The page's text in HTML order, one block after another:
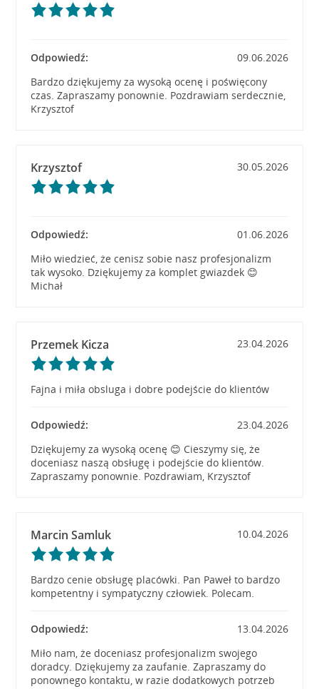
Odpowiedź:
09.06.2026
Bardzo dziękujemy za wysoką ocenę i poświęcony
czas. Zapraszamy ponownie. Pozdrawiam serdecznie,
Krzysztof
Krzysztof 30.05.2026
Odpowiedź:
01.06.2026
Miło wiedzieć, że cenisz sobie nasz profesjonalizm
tak wysoko. Dziękujemy za komplet gwiazdek 😊
Michał
Przemek Kicza 23.04.2026
Fajna i miła obsluga i dobre podejście do klientów
Odpowiedź:
23.04.2026
Dziękujemy za wysoką ocenę 😊 Cieszymy się, że
doceniasz naszą obsługę i podejście do klientów.
Zapraszamy ponownie. Pozdrawiam, Krzysztof
Marcin Samluk 10.04.2026
Bardzo cenie obsługę placówki. Pan Paweł to bardzo
kompetentny i sympatyczny człowiek. Polecam.
Odpowiedź:
13.04.2026
Miło nam, że doceniasz profesjonalizm swojego
doradcy. Dziękujemy za zaufanie. Zapraszamy do
ponownego kontaktu, w razie dodatkowych potrzeb